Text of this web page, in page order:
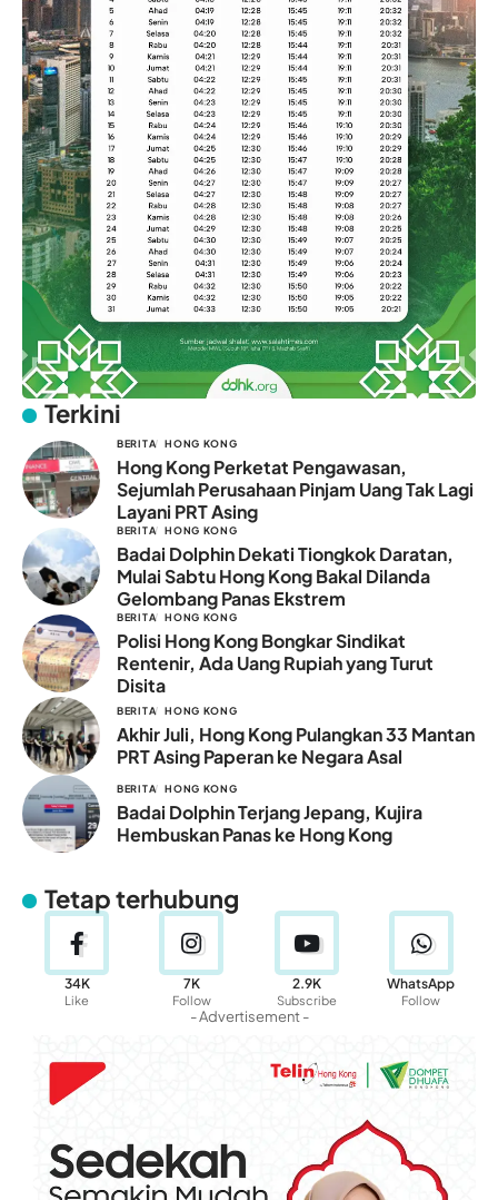
Terkini
BERITA HONG KONG
Hong Kong Perketat Pengawasan,
Sejumlah Perusahaan Pinjam Uang Tak Lagi
Layani PRT Asing
BERITA HONG KONG
Badai Dolphin Dekati Tiongkok Daratan,
Mulai Sabtu Hong Kong Bakal Dilanda
Gelombang Panas Ekstrem
BERITA HONG KONG
Polisi Hong Kong Bongkar Sindikat
Rentenir, Ada Uang Rupiah yang Turut
Disita
BERITA HONG KONG
Akhir Juli, Hong Kong Pulangkan 33 Mantan
PRT Asing Paperan ke Negara Asal
BERITA HONG KONG
Badai Dolphin Terjang Jepang, Kujira
Hembuskan Panas ke Hong Kong
Tetap terhubung
34K
Like
7K
Follow
2.9K
Subscribe
WhatsApp
Follow
- Advertisement -